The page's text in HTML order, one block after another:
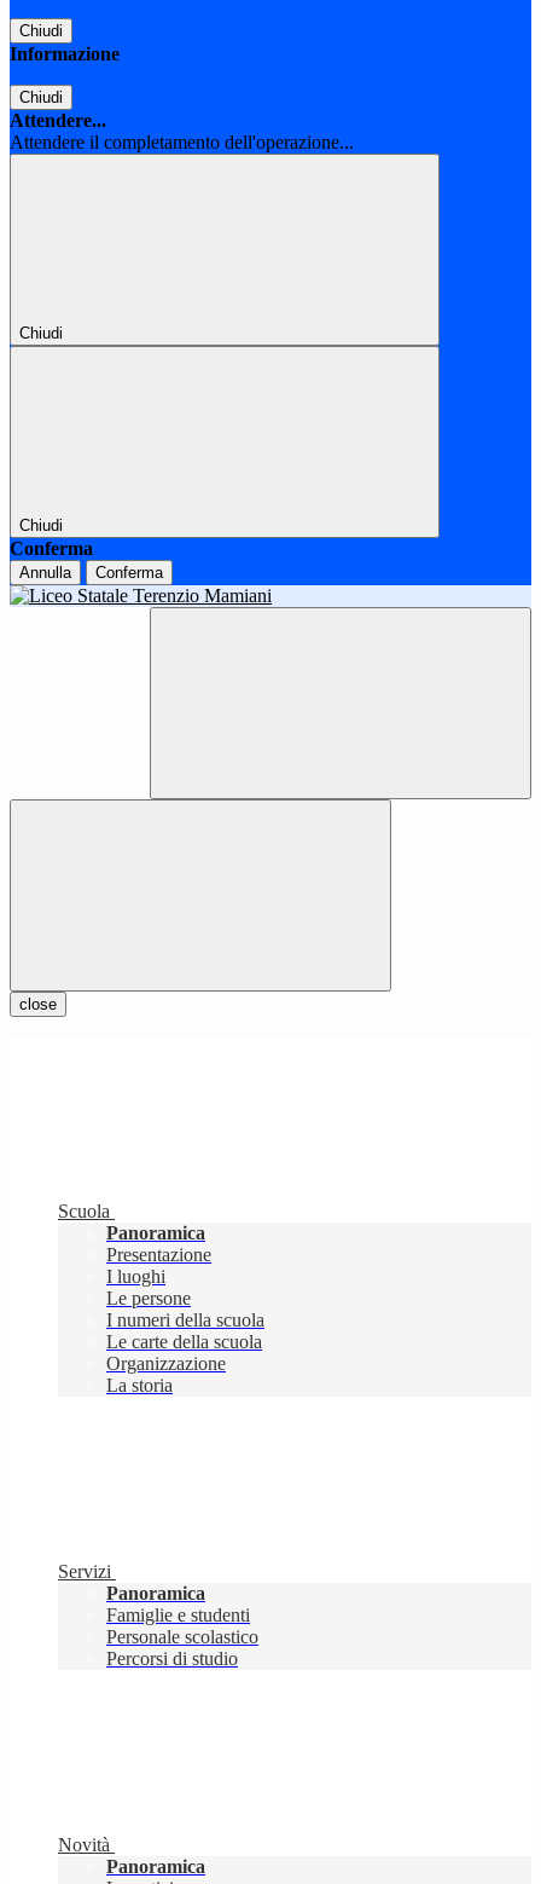
Chiudi
Informazione
Chiudi
Attendere...
Attendere il completamento dell'operazione...
Chiudi
Chiudi
Conferma
Annulla Conferma
close
Scuola
Panoramica
Presentazione
I luoghi
Le persone
I numeri della scuola
Le carte della scuola
Organizzazione
La storia
Servizi
Panoramica
Famiglie e studenti
Personale scolastico
Percorsi di studio
Novità
Panoramica